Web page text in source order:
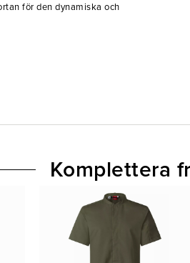
för den dynamiska och
Komplettera